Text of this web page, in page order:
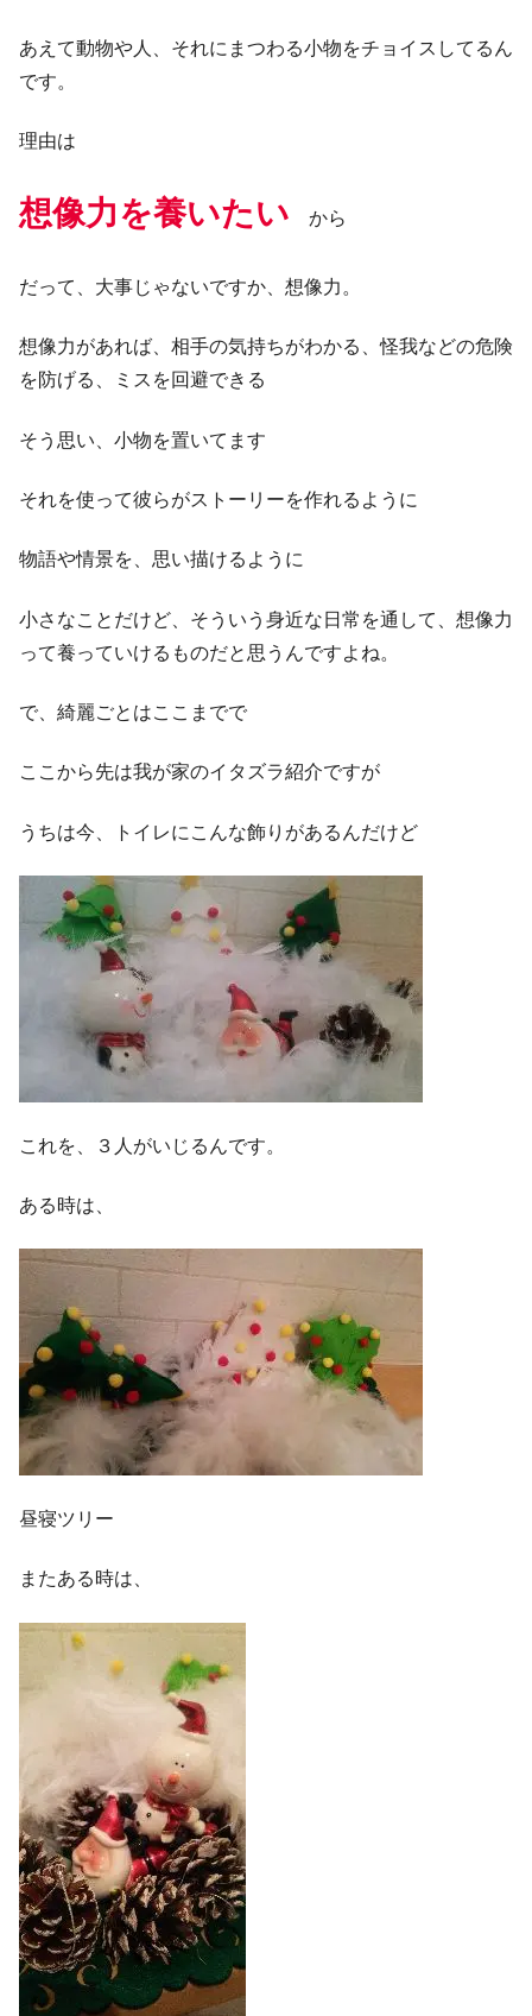
あえて動物や人、それにまつわる小物をチョイスしてるん
です。
理由は
想像力を養いたい から
だって、大事じゃないですか、想像力。
想像力があれば、相手の気持ちがわかる、怪我などの危険
を防げる、ミスを回避できる
そう思い、小物を置いてます
それを使って彼らがストーリーを作れるように
物語や情景を、思い描けるように
小さなことだけど、そういう身近な日常を通して、想像力
って養っていけるものだと思うんですよね。
で、綺麗ごとはここまでで
ここから先は我が家のイタズラ紹介ですが
うちは今、トイレにこんな飾りがあるんだけど
これを、３人がいじるんです。
ある時は、
昼寝ツリー
またある時は、